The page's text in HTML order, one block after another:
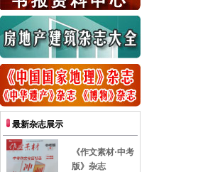
最新杂志展示
《作文素材·中考
版》杂志